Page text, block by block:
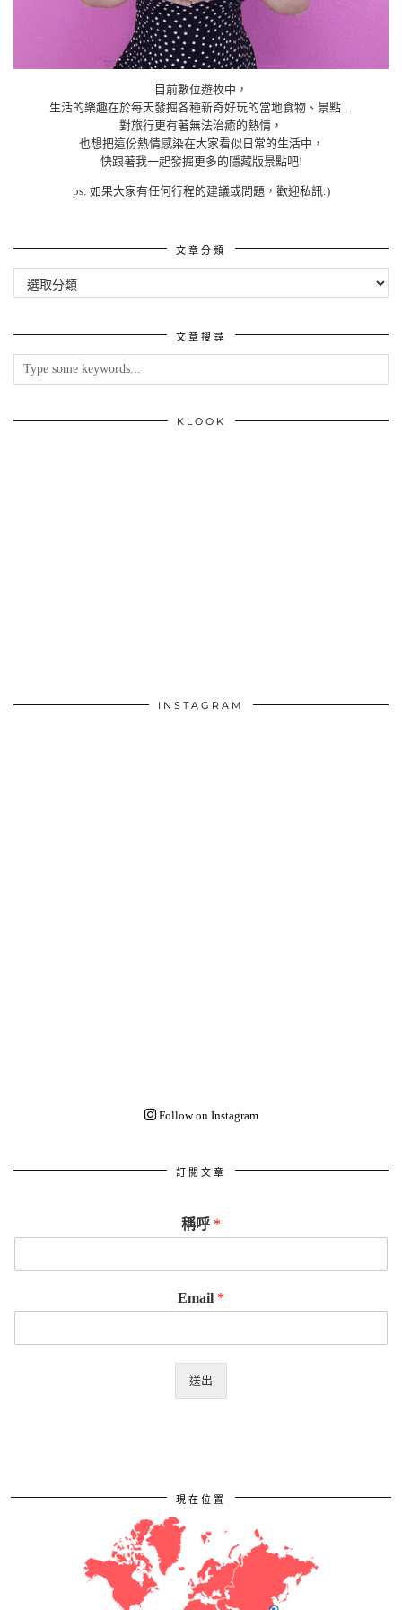
目前數位遊牧中，
生活的樂趣在於每天發掘各種新奇好玩的當地食物、景點…
對旅行更有著無法治癒的熱情，
也想把這份熱情感染在大家看似日常的生活中，
快跟著我一起發掘更多的隱藏版景點吧!
ps: 如果大家有任何行程的建議或問題，歡迎私訊:)
文章分類
文章搜尋
KLOOK
INSTAGRAM
Follow on Instagram
訂閱文章
稱呼 *
Email *
送出
現在位置